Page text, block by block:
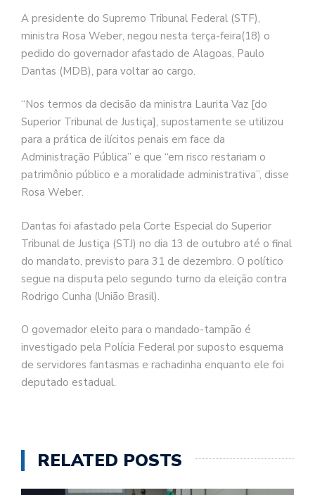
A presidente do Supremo Tribunal Federal (STF),
ministra Rosa Weber, negou nesta terça-feira(18) o
pedido do governador afastado de Alagoas, Paulo
Dantas (MDB), para voltar ao cargo.
“Nos termos da decisão da ministra Laurita Vaz [do
Superior Tribunal de Justiça], supostamente se utilizou
para a prática de ilícitos penais em face da
Administração Pública” e que “em risco restariam o
patrimônio público e a moralidade administrativa”, disse
Rosa Weber.
Dantas foi afastado pela Corte Especial do Superior
Tribunal de Justiça (STJ) no dia 13 de outubro até o final
do mandato, previsto para 31 de dezembro. O político
segue na disputa pelo segundo turno da eleição contra
Rodrigo Cunha (União Brasil).
O governador eleito para o mandado-tampão é
investigado pela Polícia Federal por suposto esquema
de servidores fantasmas e rachadinha enquanto ele foi
deputado estadual.
RELATED POSTS